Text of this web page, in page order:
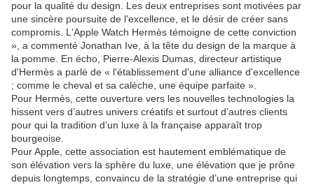
pour la qualité du design. Les deux entreprises sont motivées par
une sincère poursuite de l'excellence, et le désir de créer sans
compromis. L'Apple Watch Hermès témoigne de cette conviction
», a commenté Jonathan Ive, à la tête du design de la marque à
la pomme. En écho, Pierre-Alexis Dumas, directeur artistique
d'Hermès a parlé de « l'établissement d'une alliance d'excellence
; comme le cheval et sa calèche, une équipe parfaite ».
Pour Hermès, cette ouverture vers les nouvelles technologies la
hissent vers d’autres univers créatifs et surtout d’autres clients
pour qui la tradition d’un luxe à la française apparaît trop
bourgeoise.
Pour Apple, cette association est hautement emblématique de
son élévation vers la sphère du luxe, une élévation que je prône
depuis longtemps, convaincu de la stratégie d’une entreprise qui